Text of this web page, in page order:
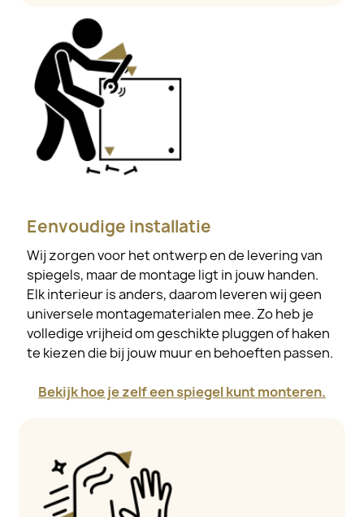
Eenvoudige installatie
Wij zorgen voor het ontwerp en de levering van
spiegels, maar de montage ligt in jouw handen.
Elk interieur is anders, daarom leveren wij geen
universele montagematerialen mee. Zo heb je
volledige vrijheid om geschikte pluggen of haken
te kiezen die bij jouw muur en behoeften passen.
Bekijk hoe je zelf een spiegel kunt monteren.